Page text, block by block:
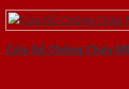
Cửa Gỗ Chống Cháy